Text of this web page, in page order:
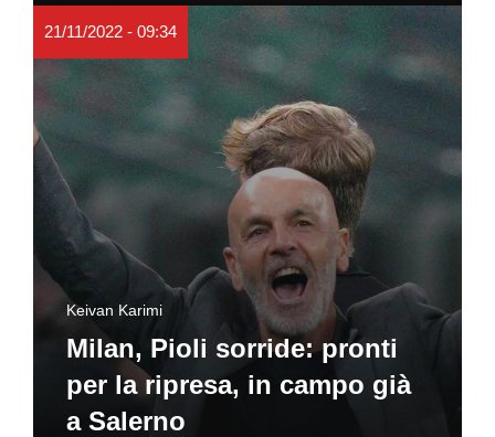
21/11/2022 - 09:34
Keivan Karimi
Milan, Pioli sorride: pronti
per la ripresa, in campo già
a Salerno